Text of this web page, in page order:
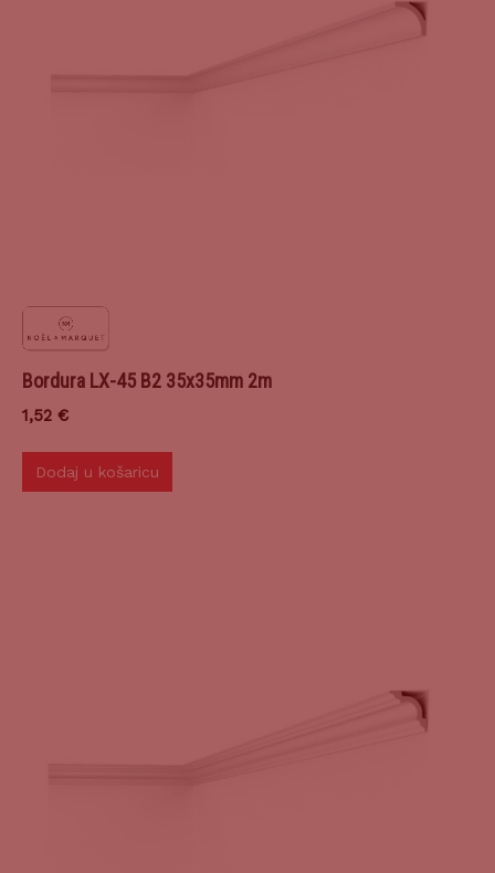
Bordura LX-45 B2 35x35mm 2m
1,52 €
Dodaj u košaricu